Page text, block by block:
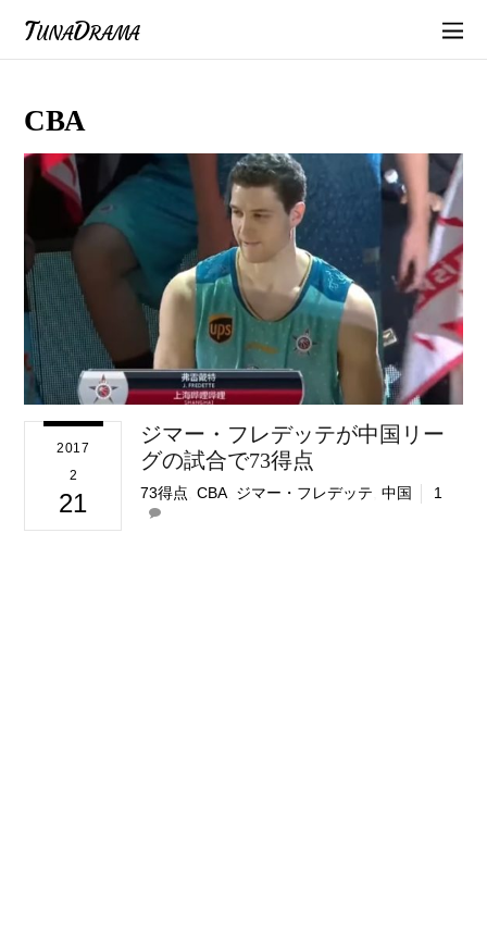
TunaDrama
CBA
2017
2
21
ジマー・フレデッテが中国リー
グの試合で73得点
73得点 ,CBA ジマー・フレデッテ ,中国 1